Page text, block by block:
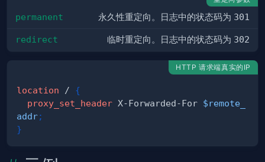
permanent 永久性重定向。日志中的状态码为 301
redirect 临时重定向。日志中的状态码为 302
HTTP 请求端真实的IP
location /
{
proxy_set_header X-Forwarded-For $remote_
addr;
}